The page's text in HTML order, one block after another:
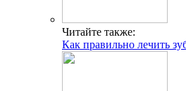
Читайте также:
Как правильно лечить